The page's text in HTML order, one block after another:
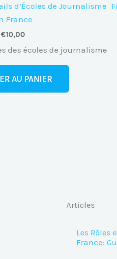
d’Écoles de Journalisme
France
€10,00
des écoles de journalisme
AU PANIER
Articles
Les Rôles
France: